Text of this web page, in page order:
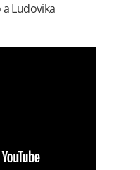
Ludovika